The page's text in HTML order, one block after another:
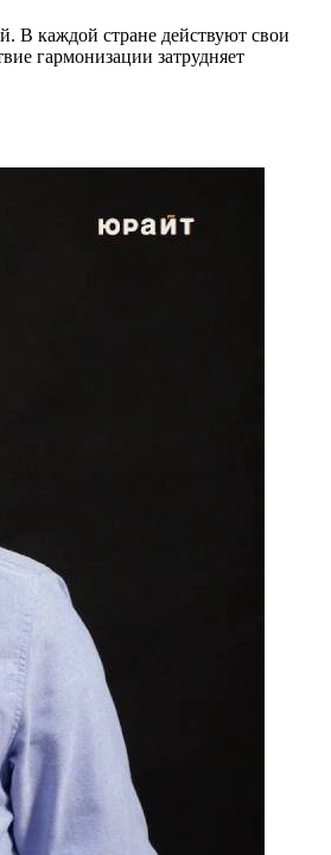
В каждой стране действуют свои
гармонизации затрудняет